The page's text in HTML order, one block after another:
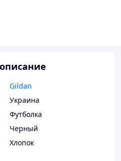
Gildan
Украина
Футболка
Черный
Хлопок